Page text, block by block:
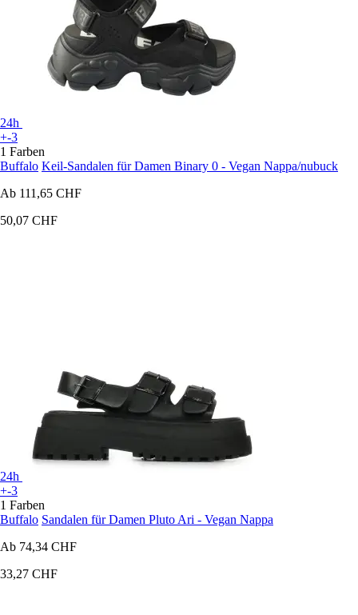
24h
+-3
1 Farben
Buffalo Keil-Sandalen für Damen Binary 0 - Vegan Nappa/nubuck
Ab 111,65 CHF
50,07 CHF
24h
+-3
1 Farben
Buffalo Sandalen für Damen Pluto Ari - Vegan Nappa
Ab 74,34 CHF
33,27 CHF